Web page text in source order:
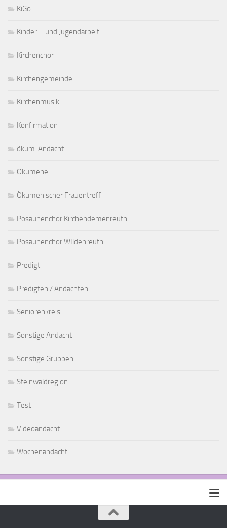
KiGo
Kinder – und Jugendarbeit
Kirchenchor
Kirchengemeinde
Kirchenmusik
Konfirmation
ökum. Andacht
Ökumene
Ökumenischer Frauentreff
Posaunenchor Kirchendemenreuth
Posaunenchor WIldenreuth
Predigt
Predigten / Andachten
Seniorenkreis
Sonstige Andacht
Sonstige Gruppen
Steinwaldregion
Test
Videoandacht
Wochenandacht